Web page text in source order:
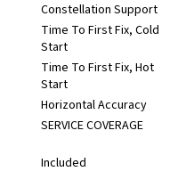
Constellation Support
Time To First Fix, Cold
Start
Time To First Fix, Hot
Start
Horizontal Accuracy
SERVICE COVERAGE
Included